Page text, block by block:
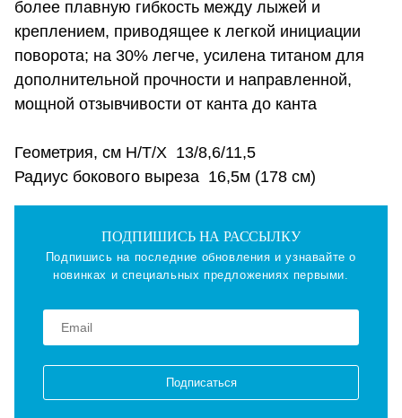
более плавную гибкость между лыжей и
креплением, приводящее к легкой инициации
поворота; на 30% легче, усилена титаном для
дополнительной прочности и направленной,
мощной отзывчивости от канта до канта
Геометрия, см Н/Т/Х 13/8,6/11,5
Радиус бокового выреза 16,5м (178 см)
ПОДПИШИСЬ НА РАССЫЛКУ
Подпишись на последние обновления и узнавайте о
новинках и специальных предложениях первыми.
Подписаться